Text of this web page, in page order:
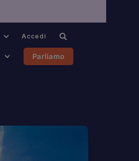
Accedi
Parliamo